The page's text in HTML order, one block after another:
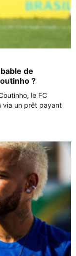
de
?
le FC
via un prêt payant